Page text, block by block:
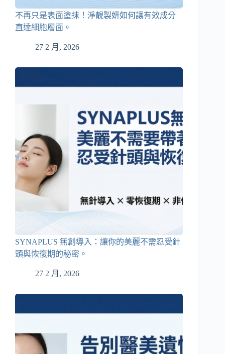
不再只是表面塗抹！淨靚製妍如何讓有效成分
直達細胞層面。
27 2 月, 2026
SYNAPLUS 無創導入：讓你的美麗不需忍受針
頭與恢復期的秘密。
27 2 月, 2026